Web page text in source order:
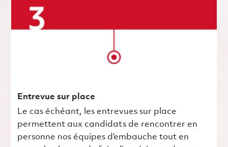
Entrevue sur place
Le cas échéant, les entrevues sur place
permettent aux candidats de rencontrer en
personne nos équipes d’embauche tout en